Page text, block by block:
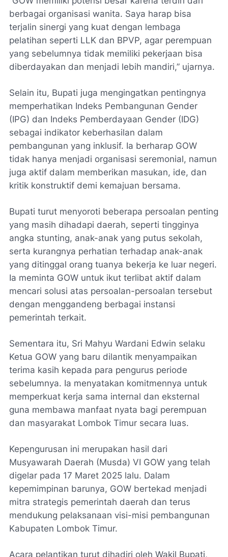
berbagai organisasi wanita. Saya harap bisa
terjalin sinergi yang kuat dengan lembaga
pelatihan seperti LLK dan BPVP, agar perempuan
yang sebelumnya tidak memiliki pekerjaan bisa
diberdayakan dan menjadi lebih mandiri,” ujarnya.
Selain itu, Bupati juga mengingatkan pentingnya
memperhatikan Indeks Pembangunan Gender
(IPG) dan Indeks Pemberdayaan Gender (IDG)
sebagai indikator keberhasilan dalam
pembangunan yang inklusif. Ia berharap GOW
tidak hanya menjadi organisasi seremonial, namun
juga aktif dalam memberikan masukan, ide, dan
kritik konstruktif demi kemajuan bersama.
Bupati turut menyoroti beberapa persoalan penting
yang masih dihadapi daerah, seperti tingginya
angka stunting, anak-anak yang putus sekolah,
serta kurangnya perhatian terhadap anak-anak
yang ditinggal orang tuanya bekerja ke luar negeri.
Ia meminta GOW untuk ikut terlibat aktif dalam
mencari solusi atas persoalan-persoalan tersebut
dengan menggandeng berbagai instansi
pemerintah terkait.
Sementara itu, Sri Mahyu Wardani Edwin selaku
Ketua GOW yang baru dilantik menyampaikan
terima kasih kepada para pengurus periode
sebelumnya. Ia menyatakan komitmennya untuk
memperkuat kerja sama internal dan eksternal
guna membawa manfaat nyata bagi perempuan
dan masyarakat Lombok Timur secara luas.
Kepengurusan ini merupakan hasil dari
Musyawarah Daerah (Musda) VI GOW yang telah
digelar pada 17 Maret 2025 lalu. Dalam
kepemimpinan barunya, GOW bertekad menjadi
mitra strategis pemerintah daerah dan terus
mendukung pelaksanaan visi-misi pembangunan
Kabupaten Lombok Timur.
Acara pelantikan turut dihadiri oleh Wakil Bupati,